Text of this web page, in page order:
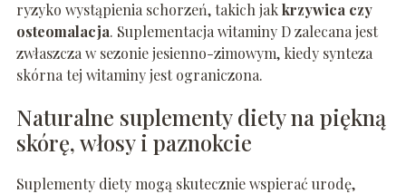
ryzyko wystąpienia schorzeń, takich jakkrzywica czy
osteomalacja. Suplementacja witaminy D zalecana jest
zwłaszcza w sezonie jesienno-zimowym, kiedy synteza
skórna tej witaminy jest ograniczona.
Naturalne suplementy diety na piękną
skórę, włosy i paznokcie
Suplementy diety mogą skutecznie wspierać urodę,